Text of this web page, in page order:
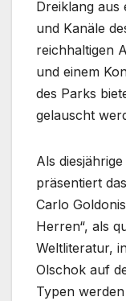
Dreiklang aus
und Kanäle
reichhaltigen
und einem
des Parks
gelauscht
Als
präsentiert
Carlo
Herren“, als
Weltliteratur,
Olschok auf
Typen